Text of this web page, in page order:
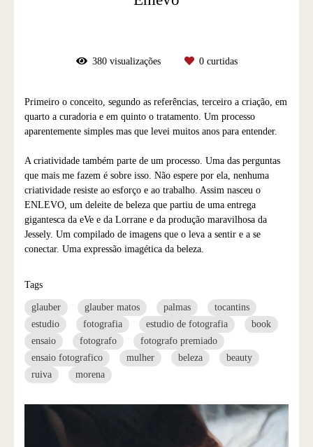
380visualizações 0curtidas
Primeiro o conceito, segundo as referências, terceiro a criação, em
quarto a curadoria e em quinto o tratamento. Um processo
aparentemente simples mas que levei muitos anos para entender.
A criatividade também parte de um processo. Uma das perguntas
que mais me fazem é sobre isso. Não espere por ela, nenhuma
criatividade resiste ao esforço e ao trabalho. Assim nasceu o
ENLEVO, um deleite de beleza que partiu de uma entrega
gigantesca da eVe e da Lorrane e da produção maravilhosa da
Jessely. Um compilado de imagens que o leva a sentir e a se
conectar. Uma expressão imagética da beleza.
Tags
glauber glauber matos palmas
tocantins
estudio
fotografia estudio de fotografia
book
ensaio
fotografo
fotografo premiado
ensaio fotografico
mulher beleza
beauty
ruiva
morena